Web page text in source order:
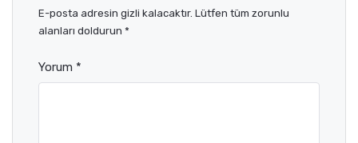
E-posta adresin gizli kalacaktır. Lütfen tüm zorunlu
alanları doldurun *
Yorum *